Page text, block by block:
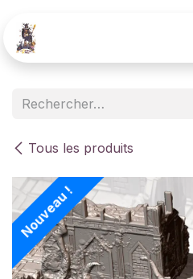
Tous les produits
Nouveau !